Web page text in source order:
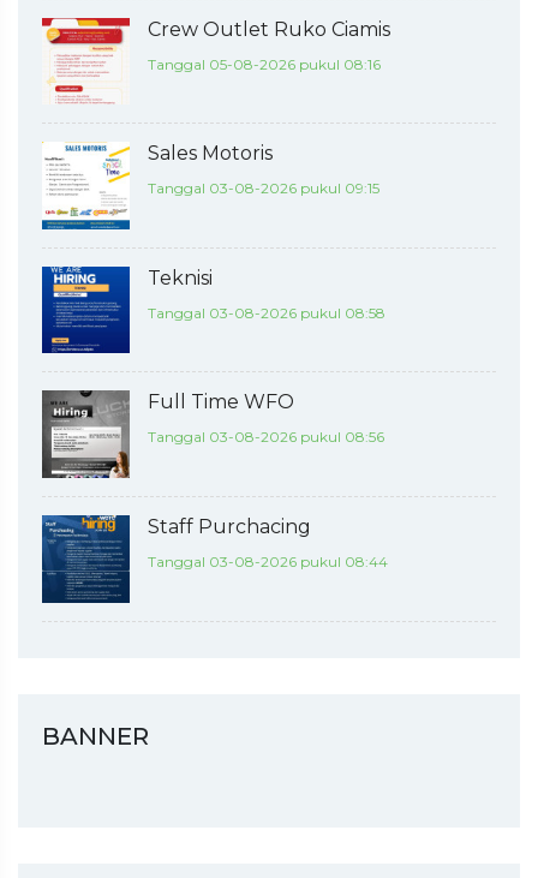
Crew Outlet Ruko Ciamis
Tanggal 05-08-2026 pukul 08:16
Sales Motoris
Tanggal 03-08-2026 pukul 09:15
Teknisi
Tanggal 03-08-2026 pukul 08:58
Full Time WFO
Tanggal 03-08-2026 pukul 08:56
Staff Purchacing
Tanggal 03-08-2026 pukul 08:44
BANNER